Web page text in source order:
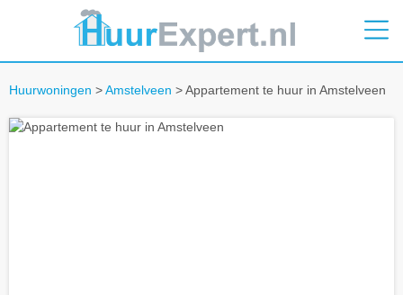
Huurwoningen >Amstelveen > Appartement te huur in Amstelveen